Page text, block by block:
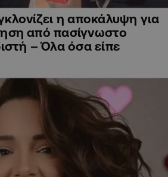
η αποκάλυψη για
από πασίγνωστο
– Όλα όσα είπε